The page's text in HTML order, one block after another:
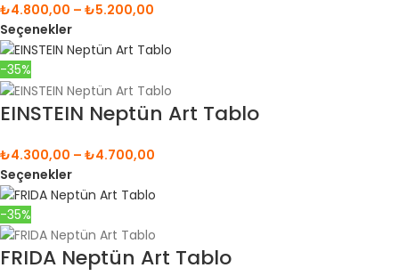
₺4.800,00 – ₺5.200,00
Seçenekler
-35%
EINSTEIN Neptün Art Tablo
₺4.300,00 – ₺4.700,00
Seçenekler
-35%
FRIDA Neptün Art Tablo